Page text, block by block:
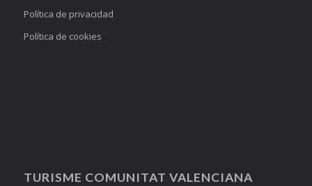
Política de privacidad
Política de cookies
TURISME COMUNITAT VALENCIANA